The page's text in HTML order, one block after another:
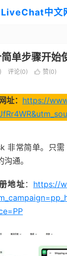
LiveChat中文
单步骤开始
评论(0)  赞(0)
址： https://
非常简单。只
通。
地址 ： https://